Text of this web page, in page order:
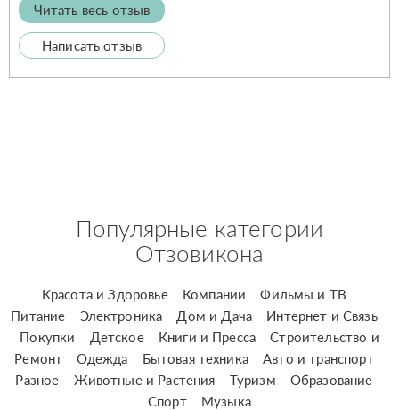
Читать весь отзыв
Написать отзыв
Популярные категории
Отзовикона
Красота и Здоровье Компании
Фильмы и ТВ
Питание
Электроника Дом и Дача
Интернет и Связь
Покупки
Детское Книги и Пресса
Строительство и
Ремонт
Одежда Бытовая техника
Авто и транспорт
Разное
Животные и Растения Туризм
Образование
Спорт
Музыка